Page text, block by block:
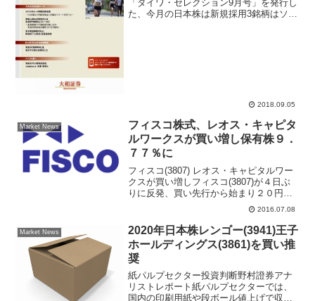
「ダイワ・セレクション9月号」を発行し
た、今月の日本株は新規採用3銘柄はソニ
2018.09.05
Market News
フィスコ株式、レオス・キャピタ
ルワークスが買い増し保有株９．
７７％に
フィスコ(3807) レオス・キャピタルワー
クスが買い増しフィスコ(3807)が４日ぶ
りに反発、買い先行から始まり２０円高
の３１９円まで上昇する場面もあった。
３月高値、６５７円から株価は２５１円
まで下落したために上値はシコリが残っ
て重たい状...
2016.07.08
Market News
2020年日本株レンゴー(3941)王子
ホールディングス(3861)を買い推
奨
紙パルプセクター投資判断野村證券アナ
リストレポート紙パルプセクターでは、
国内の印刷用紙や段ボール値上げで収益